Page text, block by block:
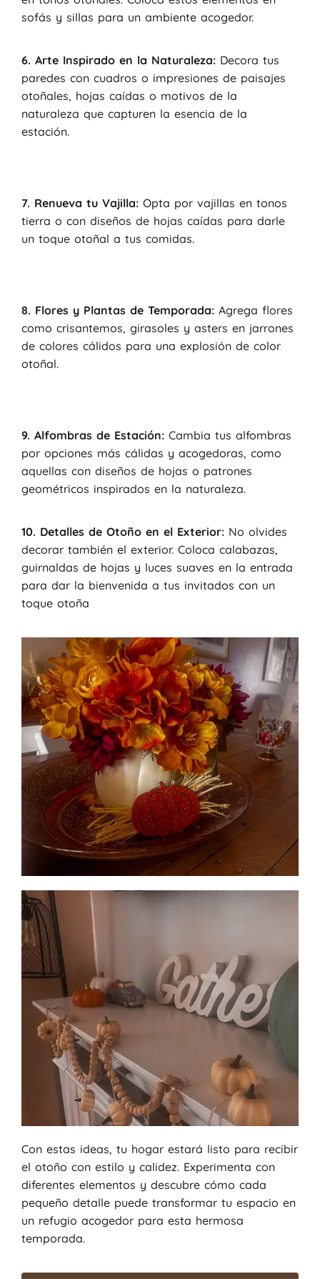
sofás y sillas para un ambiente acogedor.
6. Arte Inspirado en la Naturaleza: Decora tus
paredes con cuadros o impresiones de paisajes
otoñales, hojas caídas o motivos de la
naturaleza que capturen la esencia de la
estación.
7. Renueva tu Vajilla: Opta por vajillas en tonos
tierra o con diseños de hojas caídas para darle
un toque otoñal a tus comidas.
8. Flores y Plantas de Temporada: Agrega flores
como crisantemos, girasoles y asters en jarrones
de colores cálidos para una explosión de color
otoñal.
9. Alfombras de Estación: Cambia tus alfombras
por opciones más cálidas y acogedoras, como
aquellas con diseños de hojas o patrones
geométricos inspirados en la naturaleza.
10. Detalles de Otoño en el Exterior: No olvides
decorar también el exterior. Coloca calabazas,
guirnaldas de hojas y luces suaves en la entrada
para dar la bienvenida a tus invitados con un
toque otoña
Con estas ideas, tu hogar estará listo para recibir
el otoño con estilo y calidez. Experimenta con
diferentes elementos y descubre cómo cada
pequeño detalle puede transformar tu espacio en
un refugio acogedor para esta hermosa
temporada.